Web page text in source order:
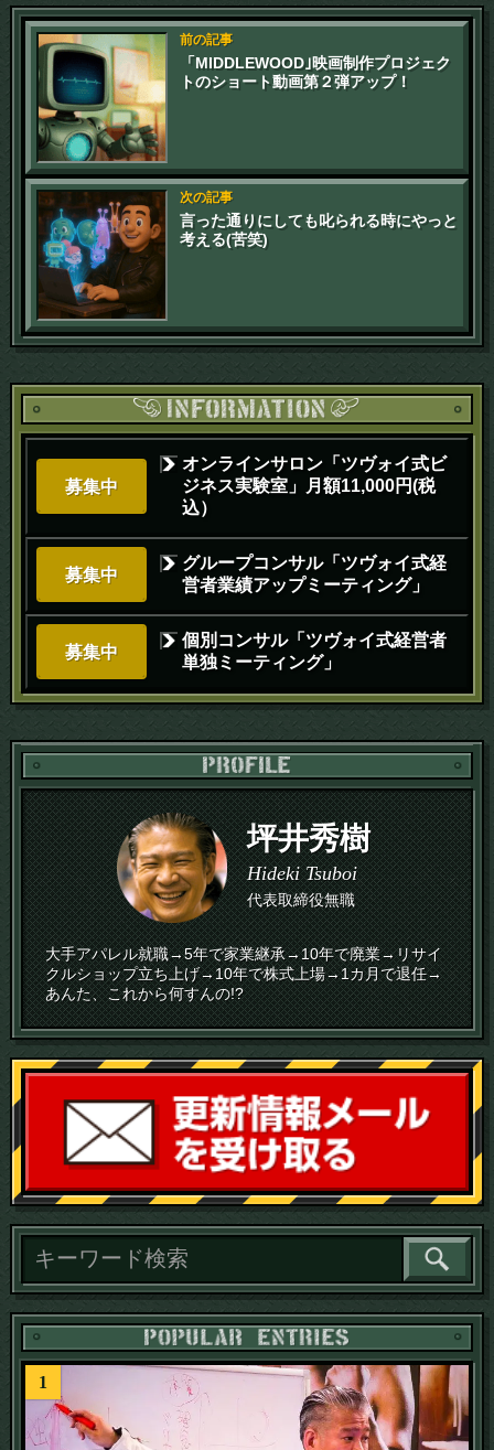
前の記事
「MIDDLEWOOD｣映画制作プロジェク
トのショート動画第２弾アップ！
次の記事
言った通りにしても叱られる時にやっと
考える(苦笑)
募集中
オンラインサロン「ツヴォイ式ビ
ジネス実験室」月額11,000円(税
込）
募集中
グループコンサル「ツヴォイ式経
営者業績アップミーティング」
募集中
個別コンサル「ツヴォイ式経営者
単独ミーティング」
坪井秀樹
Hideki Tsuboi
代表取締役無職
大手アパレル就職→5年で家業継承→10年で廃業→リサイ
クルショップ立ち上げ→10年で株式上場→1カ月で退任→
あんた、これから何すんの!?
読
1